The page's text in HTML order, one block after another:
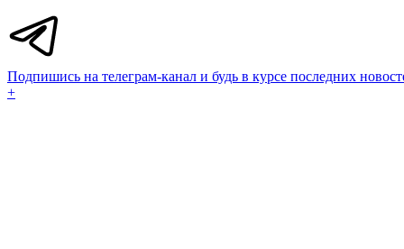
Подпишись на телеграм-канал и будь в курсе последних
+